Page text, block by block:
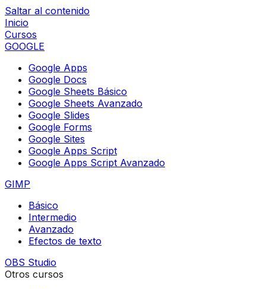
Saltar al contenido
Inicio
Cursos
GOOGLE
Google Apps
Google Docs
Google Sheets Básico
Google Sheets Avanzado
Google Slides
Google Forms
Google Sites
Google Apps Script
Google Apps Script Avanzado
GIMP
Básico
Intermedio
Avanzado
Efectos de texto
OBS Studio
Otros cursos